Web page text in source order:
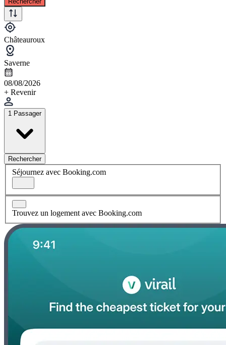
Châteauroux
Saverne
08/08/2026
+ Revenir
1 Passager
Rechercher
Séjournez avec Booking.com
Trouvez un logement avec Booking.com